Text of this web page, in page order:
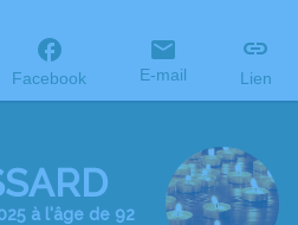
Facebook E-mail Lien
à l'âge de 92